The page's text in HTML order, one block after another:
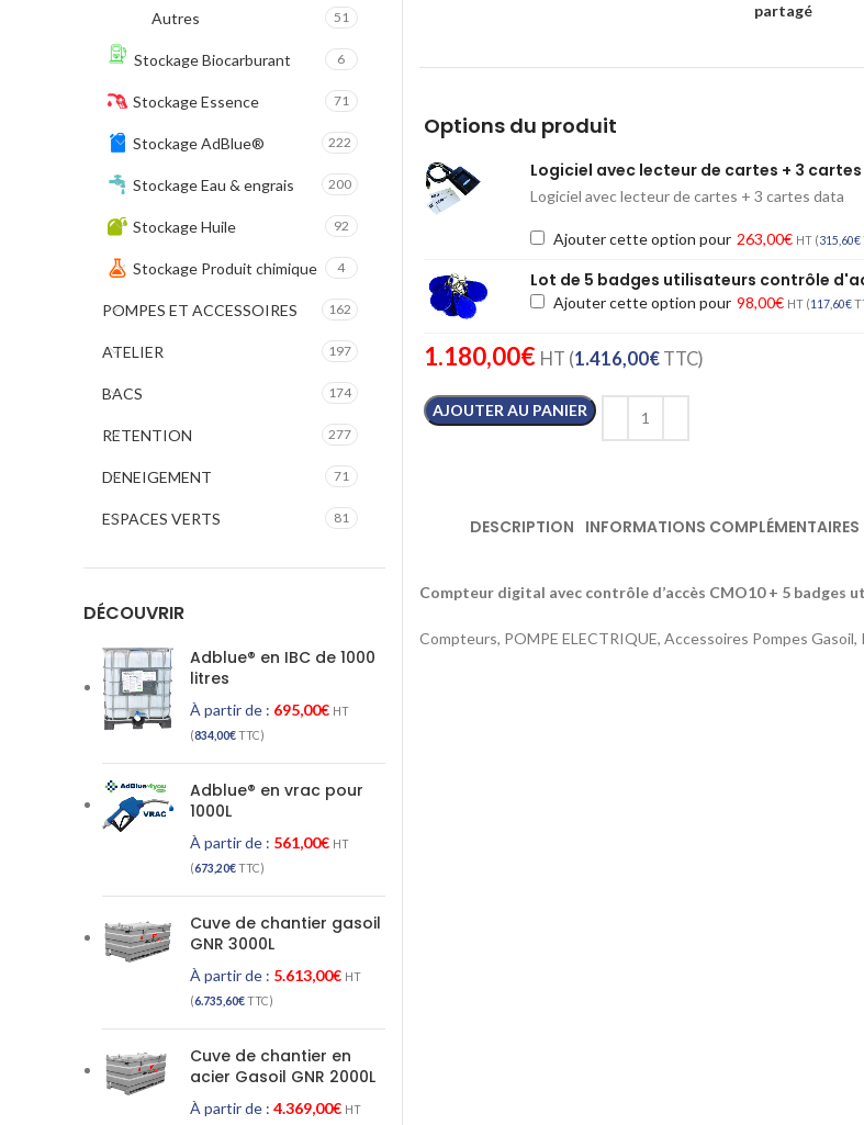
partagé
Options du produit
Logiciel avec lecteur de cartes + 3
Logiciel avec lecteur de cartes + 3 cartes data
Ajouter cette option pour 263,00€ HT (315,60€
Lot de 5 badges utilisateurs contrôle
Ajouter cette option pour 98,00€ HT (117,60€
1.180,00€ HT (1.416,00€TTC)
AJOUTER AU PANIER
DESCRIPTION INFORMATIONS COMPLÉMENTAIRES
Compteur digital avec contrôle d’accès CMO10 + 5 badges
Compteurs, POMPE ELECTRIQUE, Accessoires Pompes Gasoil,
Autres 51
Stockage Biocarburant 6
Stockage Essence 71
Stockage AdBlue® 222
Stockage Eau & engrais 200
Stockage Huile 92
Stockage Produit chimique 4
POMPES ET ACCESSOIRES 162
ATELIER 197
BACS 174
RETENTION 277
DENEIGEMENT 71
ESPACES VERTS 81
DÉCOUVRIR
Adblue® en IBC de 1000
litres
À partir de : 695,00€ HT
(834,00€TTC)
Adblue® en vrac pour
1000L
À partir de : 561,00€ HT
(673,20€TTC)
Cuve de chantier gasoil
GNR 3000L
À partir de : 5.613,00€ HT
(6.735,60€TTC)
Cuve de chantier en
acier Gasoil GNR 2000L
À partir de : 4.369,00€ HT